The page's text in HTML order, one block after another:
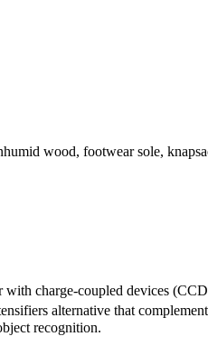
wood, footwear sole,
charge-coupled devices
alternative that
recognition.